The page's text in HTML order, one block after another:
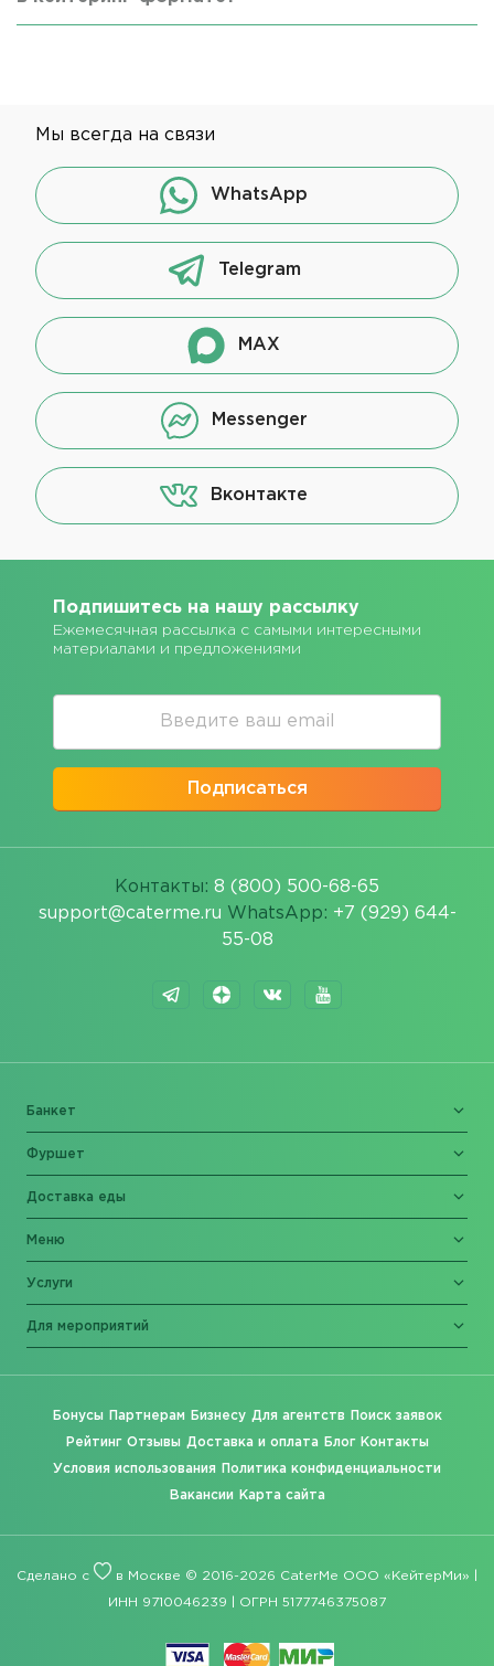
Мы всегда на связи
WhatsApp
Telegram
MAX
Messenger
Вконтакте
Подпишитесь на нашу рассылку
Ежемесячная рассылка с самыми интересными
материалами и предложениями
Подписаться
Контакты: 8 (800) 500-68-65
support@caterme.ru WhatsApp: +7 (929) 644-
55-08
Банкет
Фуршет
Доставка еды
Меню
Услуги
Для мероприятий
Бонусы Партнерам Бизнесу Для агентств Поиск заявок
Рейтинг Отзывы Доставка и оплата Блог Контакты
Условия использования Политика конфиденциальности
Вакансии Карта сайта
Сделано с в Москве © 2016-2026 CaterMe ООО «КейтерМи» |
ИНН 9710046239 | ОГРН 5177746375087